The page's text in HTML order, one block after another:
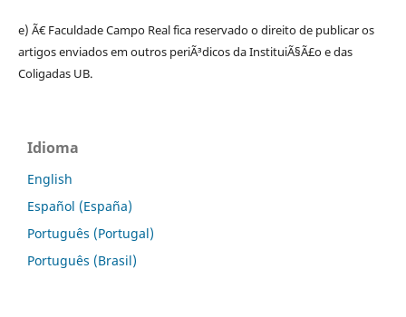
e) Ã€ Faculdade Campo Real fica reservado o direito de publicar os
artigos enviados em outros periÃ³dicos da InstituiÃ§Ã£o e das
Coligadas UB.
Idioma
English
Español (España)
Português (Portugal)
Português (Brasil)